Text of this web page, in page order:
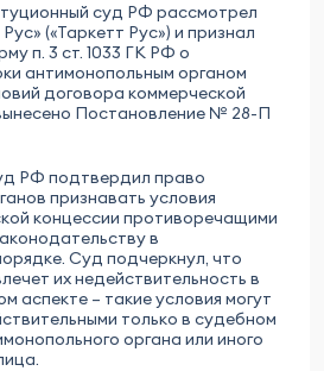
суд РФ рассмотрел
(«Таркетт Рус») и признал
п. 3 ст. 1033 ГК РФ о
антимонопольным органом
договора коммерческой
Постановление № 28-П
РФ подтвердил право
признавать условия
концессии противоречащими
в
Суд подчеркнул, что
их недействительность в
аспекте – такие условия могут
только в судебном
органа или иного